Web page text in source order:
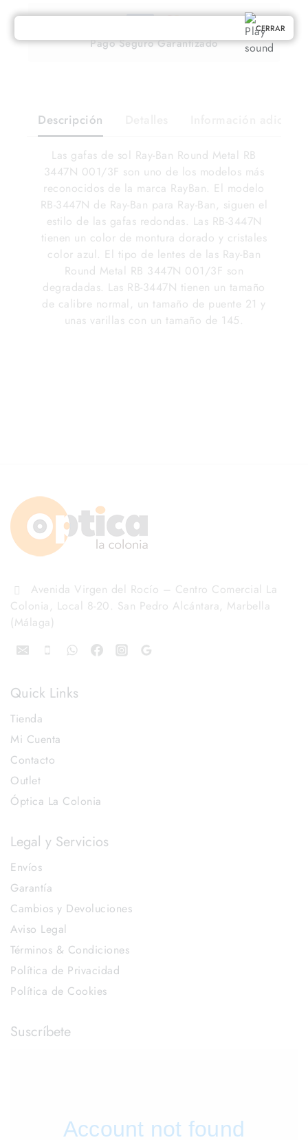
Pago Seguro Garantizado
Descripción
Las gafas de sol Ray-Ban Round Metal RB
3447N 001/3F son uno de los modelos más
reconocidos de la marca RayBan. El modelo
RB-3447N de Ray-Ban para Ray-Ban, siguen el
estilo de las gafas redondas. Las RB-3447N
tienen un color de montura dorado y cristales
color azul. El tipo de lentes de las Ray-Ban
Round Metal RB 3447N 001/3F son
degradadas. Las RB-3447N tienen un tamaño
de calibre normal, un tamaño de puente 21 y
unas varillas con un tamaño de 145.
Avenida Virgen del Rocío – Centro Comercial La
Colonia, Local 8-20. San Pedro Alcántara, Marbella
(Málaga)
Quick Links
Tienda
Mi Cuenta
Contacto
Outlet
Óptica La Colonia
Legal y Servicios
Envíos
Garantía
Cambios y Devoluciones
Aviso Legal
Términos & Condiciones
Política de Privacidad
Política de Cookies
Suscríbete
CERRAR